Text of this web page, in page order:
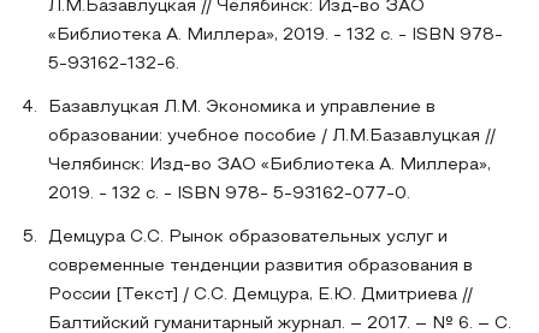
Л.М.Базавлуцкая // Челябинск: Изд-во ЗАО
«Библиотека А. Миллера», 2019. - 132 с. - ISBN 978-
5-93162-132-6.
Базавлуцкая Л.М. Экономика и управление в
образовании: учебное пособие / Л.М.Базавлуцкая //
Челябинск: Изд-во ЗАО «Библиотека А. Миллера»,
2019. - 132 с. - ISBN 978- 5-93162-077-0.
Демцура С.С. Рынок образовательных услуг и
современные тенденции развития образования в
России [Текст] / С.С. Демцура, Е.Ю. Дмитриева //
Балтийский гуманитарный журнал. – 2017. – № 6. – С.